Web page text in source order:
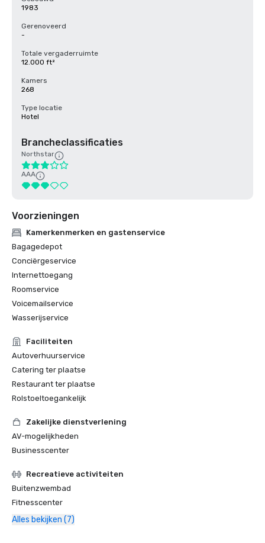
1983
Gerenoveerd
-
Totale vergaderruimte
12.000 ft²
Kamers
268
Type locatie
Hotel
Brancheclassificaties
Northstar
AAA
Voorzieningen
Kamerkenmerken en gastenservice
Bagagedepot
Conciërgeservice
Internettoegang
Roomservice
Voicemailservice
Wasserijservice
Faciliteiten
Autoverhuurservice
Catering ter plaatse
Restaurant ter plaatse
Rolstoeltoegankelijk
Zakelijke dienstverlening
AV-mogelijkheden
Businesscenter
Recreatieve activiteiten
Buitenzwembad
Fitnesscenter
Alles bekijken (7)